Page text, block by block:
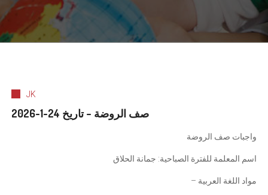
JK
صف الروضة – تاريخ 24-1-2026
واجبات صف الروضة
اسم المعلمة للفترة الصباحية: جمانة الحلاق
مواد اللغة العربية –